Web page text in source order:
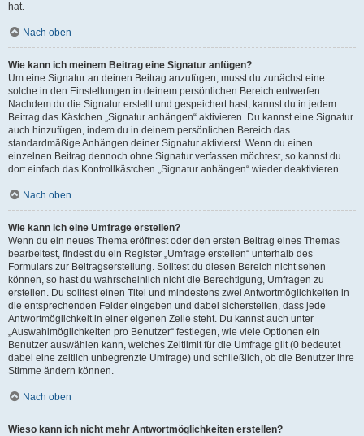
hat.
Nach oben
Wie kann ich meinem Beitrag eine Signatur anfügen?
Um eine Signatur an deinen Beitrag anzufügen, musst du zunächst eine
solche in den Einstellungen in deinem persönlichen Bereich entwerfen.
Nachdem du die Signatur erstellt und gespeichert hast, kannst du in jedem
Beitrag das Kästchen „Signatur anhängen“ aktivieren. Du kannst eine Signatur
auch hinzufügen, indem du in deinem persönlichen Bereich das
standardmäßige Anhängen deiner Signatur aktivierst. Wenn du einen
einzelnen Beitrag dennoch ohne Signatur verfassen möchtest, so kannst du
dort einfach das Kontrollkästchen „Signatur anhängen“ wieder deaktivieren.
Nach oben
Wie kann ich eine Umfrage erstellen?
Wenn du ein neues Thema eröffnest oder den ersten Beitrag eines Themas
bearbeitest, findest du ein Register „Umfrage erstellen“ unterhalb des
Formulars zur Beitragserstellung. Solltest du diesen Bereich nicht sehen
können, so hast du wahrscheinlich nicht die Berechtigung, Umfragen zu
erstellen. Du solltest einen Titel und mindestens zwei Antwortmöglichkeiten in
die entsprechenden Felder eingeben und dabei sicherstellen, dass jede
Antwortmöglichkeit in einer eigenen Zeile steht. Du kannst auch unter
„Auswahlmöglichkeiten pro Benutzer“ festlegen, wie viele Optionen ein
Benutzer auswählen kann, welches Zeitlimit für die Umfrage gilt (0 bedeutet
dabei eine zeitlich unbegrenzte Umfrage) und schließlich, ob die Benutzer ihre
Stimme ändern können.
Nach oben
Wieso kann ich nicht mehr Antwortmöglichkeiten erstellen?